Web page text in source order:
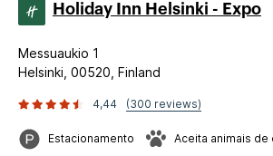
Holiday Inn Helsinki - Expo
Messuaukio 1
Helsinki, 00520, Finland
4,44 (300 reviews)
Estacionamento Aceita animais de